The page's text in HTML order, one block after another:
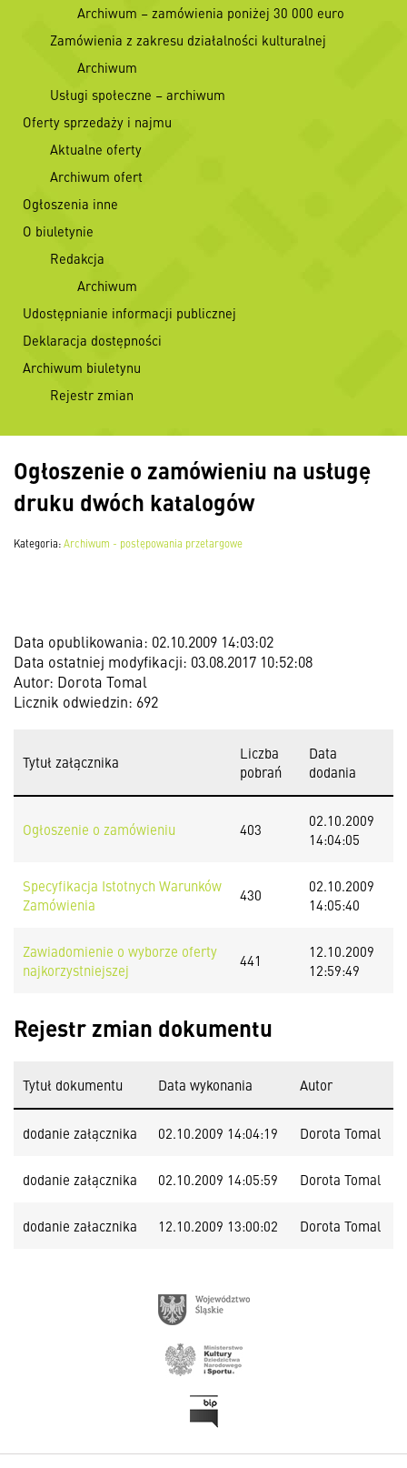
Archiwum – zamówienia poniżej 30 000 euro
Zamówienia z zakresu działalności kulturalnej
Archiwum
Usługi społeczne – archiwum
Oferty sprzedaży i najmu
Aktualne oferty
Archiwum ofert
Ogłoszenia inne
O biuletynie
Redakcja
Archiwum
Udostępnianie informacji publicznej
Deklaracja dostępności
Archiwum biuletynu
Rejestr zmian
Ogłoszenie o zamówieniu na usługę
druku dwóch katalogów
Kategoria:Archiwum - postępowania przetargowe
Data opublikowania: 02.10.2009 14:03:02
Data ostatniej modyfikacji: 03.08.2017 10:52:08
Autor: Dorota Tomal
Licznik odwiedzin: 692
Tytuł załącznika
Liczba
pobrań
Data
dodania
Ogłoszenie o zamówieniu 403
02.10.2009
14:04:05
Specyfikacja Istotnych Warunków
Zamówienia
430
02.10.2009
14:05:40
Zawiadomienie o wyborze oferty
najkorzystniejszej
441
12.10.2009
12:59:49
Rejestr zmian dokumentu
Tytuł dokumentu Data wykonania Autor
dodanie załącznika 02.10.2009 14:04:19 Dorota Tomal
dodanie załącznika 02.10.2009 14:05:59 Dorota Tomal
dodanie załacznika 12.10.2009 13:00:02 Dorota Tomal